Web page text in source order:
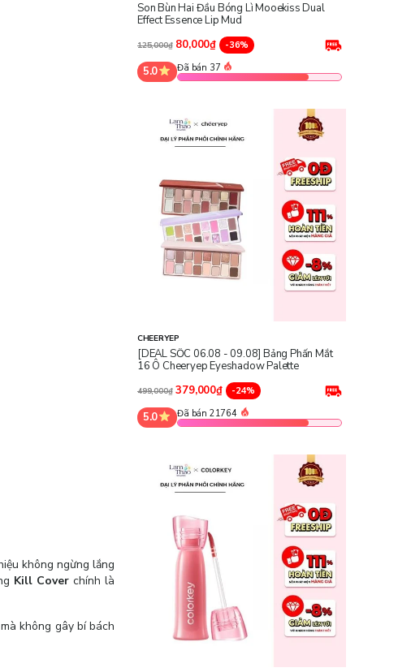
không ngừng lắng
Kill Cover chính là
không gây bí bách
Son Bùn Hai Đầu Bóng Lì Mooekiss Dual
Effect Essence Lip Mud
125,000₫ 80,000₫ -36%
5.0 Đã bán 37
CHEERYEP
[DEAL SỐC 06.08 - 09.08] Bảng Phấn Mắt
16 Ô Cheeryep Eyeshadow Palette
499,000₫ 379,000₫ -24%
5.0 Đã bán 21764